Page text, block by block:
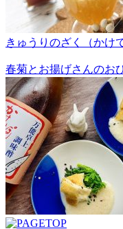
きゅうりのざく（かけ
春菊とお揚げさんのお